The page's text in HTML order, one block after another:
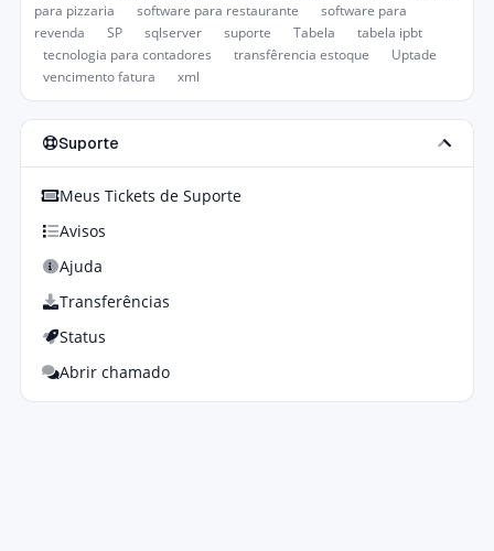
para pizzaria
software para restaurante
software para
revenda
SP sqlserver suporte Tabela
tabela ipbt
tecnologia para contadores
transfêrencia estoque
Uptade
vencimento fatura
xml
Suporte
Meus Tickets de Suporte
Avisos
Ajuda
Transferências
Status
Abrir chamado